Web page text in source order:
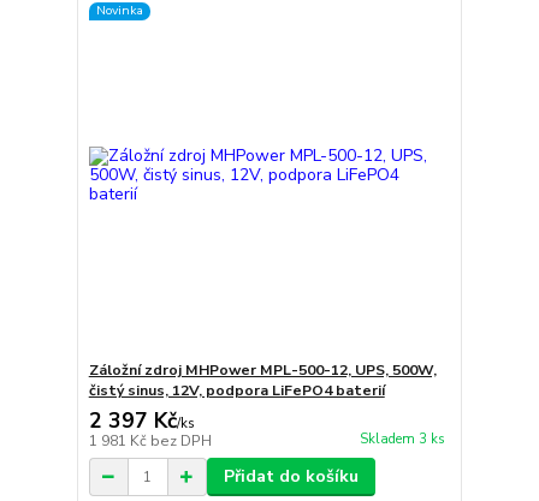
Novinka
Záložní zdroj MHPower MPL-500-12, UPS, 500W,
čistý sinus, 12V, podpora LiFePO4 baterií
2 397 Kč/ks
1 981 Kč bez DPH Skladem 3 ks
Přidat do košíku